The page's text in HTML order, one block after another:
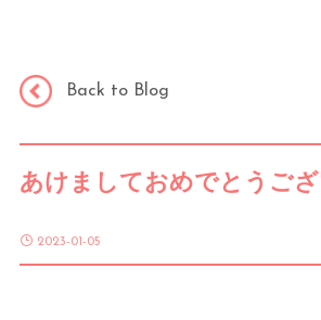
Access
Contact
Back to Blog
あけましておめでとうご
2023-01-05